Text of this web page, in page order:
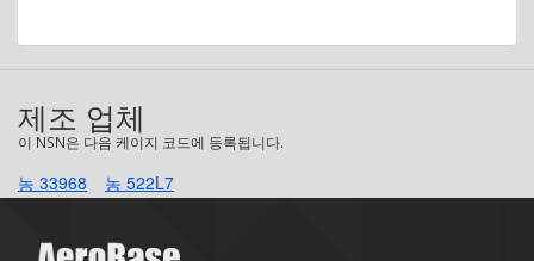
제조 업체
이 NSN은 다음 케이지 코드에 등록됩니다.
농 33968 농 522L7